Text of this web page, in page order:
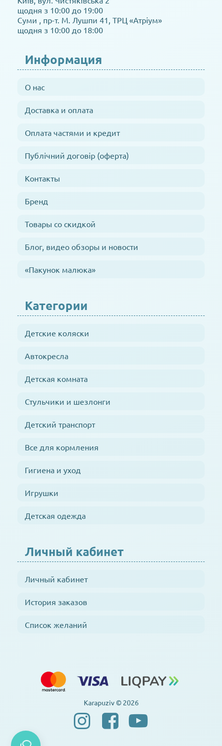
щодня з 10:00 до 19:00
Суми , пр-т. М. Лушпи 41, ТРЦ «Атріум»
щодня з 10:00 до 18:00
Информация
О нас
Доставка и оплата
Оплата частями и кредит
Публічний договір (оферта)
Контакты
Бренд
Товары со скидкой
Блог, видео обзоры и новости
«Пакунок малюка»
Категории
Детские коляски
Автокресла
Детская комната
Стульчики и шезлонги
Детский транспорт
Все для кормления
Гигиена и уход
Игрушки
Детская одежда
Личный кабинет
Личный кабинет
История заказов
Список желаний
Karapuziv © 2026